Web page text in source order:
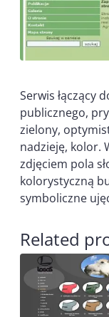
Serwis łączący
publicznego,
zielony,
nadzieję, kolor.
zdjęciem pola
kolorystyczną
symboliczne
Related